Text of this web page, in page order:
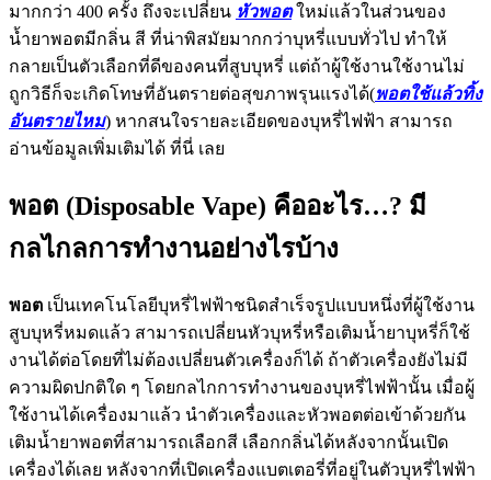
มากกว่า 400 ครั้ง ถึงจะเปลี่ยน หัวพอตใหม่แล้วในส่วนของ
น้ำยาพอตมีกลิ่น สี ที่น่าพิสมัยมากกว่าบุหรี่แบบทั่วไป ทำให้
กลายเป็นตัวเลือกที่ดีของคนที่สูบบุหรี่ แต่ถ้าผู้ใช้งานใช้งานไม่
ถูกวิธีก็จะเกิดโทษที่อันตรายต่อสุขภาพรุนแรงได้(พอตใช้แล้วทิ้ง
อันตรายไหม) หากสนใจรายละเอียดของบุหรี่ไฟฟ้า สามารถ
อ่านข้อมูลเพิ่มเติมได้ ที่นี่ เลย
พอต (Disposable Vape) คืออะไร…? มี
กลไกลการทำงานอย่างไรบ้าง
พอต เป็นเทคโนโลยีบุหรี่ไฟฟ้าชนิดสำเร็จรูปแบบหนึ่งที่ผู้ใช้งาน
สูบบุหรี่หมดแล้ว สามารถเปลี่ยนหัวบุหรี่หรือเติมน้ำยาบุหรี่ก็ใช้
งานได้ต่อโดยที่ไม่ต้องเปลี่ยนตัวเครื่องก็ได้ ถ้าตัวเครื่องยังไม่มี
ความผิดปกติใด ๆ โดยกลไกการทำงานของบุหรี่ไฟฟ้านั้น เมื่อผู้
ใช้งานได้เครื่องมาแล้ว นำตัวเครื่องและหัวพอตต่อเข้าด้วยกัน
เติมน้ำยาพอตที่สามารถเลือกสี เลือกกลิ่นได้หลังจากนั้นเปิด
เครื่องได้เลย หลังจากที่เปิดเครื่องแบตเตอรี่ที่อยู่ในตัวบุหรี่ไฟฟ้า